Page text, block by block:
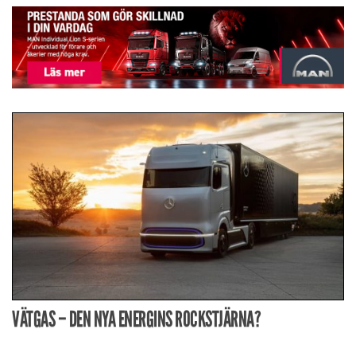
VÄTGAS – DEN NYA ENERGINS ROCKSTJÄRNA?